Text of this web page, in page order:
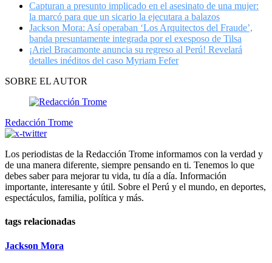
Capturan a presunto implicado en el asesinato de una mujer:
la marcó para que un sicario la ejecutara a balazos
Jackson Mora: Así operaban ‘Los Arquitectos del Fraude’,
banda presuntamente integrada por el exesposo de Tilsa
¡Ariel Bracamonte anuncia su regreso al Perú! Revelará
detalles inéditos del caso Myriam Fefer
SOBRE EL AUTOR
Redacción Trome
Los periodistas de la Redacción Trome informamos con la verdad y
de una manera diferente, siempre pensando en ti. Tenemos lo que
debes saber para mejorar tu vida, tu día a día. Información
importante, interesante y útil. Sobre el Perú y el mundo, en deportes,
espectáculos, familia, política y más.
tags relacionadas
Jackson Mora